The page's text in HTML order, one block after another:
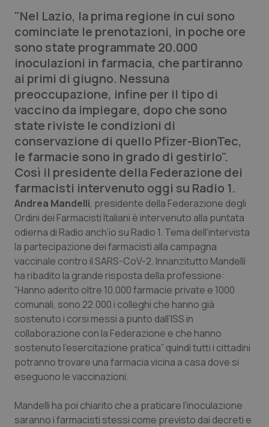
Lettere al direttore
Edizioni Regionali
QS Pro
Professionisti Sanitari.AI
Abruzzo
Basilicata
Calabria
Campania
Emilia-Romagna
Friuli Venezia Giulia
Lazio
Liguria
Lombardia
Marche
QS Pro Gold
Artrite & artrosi
Asma & BPCO
Car-T
Colesterolo & coronaropatie
Dermatite Atopica
Diabete & glucometri
Disturbi dell’umore
Dolore
Donna & Salute
QS Club Newsletter
"Nel Lazio, la prima regione in cui sono
cominciate le prenotazioni, in poche ore
sono state programmate 20.000
inoculazioni in farmacia, che partiranno
ai primi di giugno. Nessuna
preoccupazione, infine per il tipo di
vaccino da impiegare, dopo che sono
state riviste le condizioni di
conservazione di quello Pfizer-BionTec,
le farmacie sono in grado di gestirlo".
Così il presidente della Federazione dei
farmacisti intervenuto oggi su Radio 1.
Andrea Mandelli, presidente della Federazione degli
Ordini dei Farmacisti Italiani è intervenuto alla puntata
odierna di Radio anch’io su Radio 1. Tema dell’intervista
la partecipazione dei farmacisti alla campagna
vaccinale contro il SARS-CoV-2. Innanzitutto Mandelli
ha ribadito la grande risposta della professione:
“Hanno aderito oltre 10.000 farmacie private e 1000
comunali, sono 22.000 i colleghi che hanno già
sostenuto i corsi messi a punto dall’ISS in
collaborazione con la Federazione e che hanno
sostenuto l’esercitazione pratica” quindi tutti i cittadini
potranno trovare una farmacia vicina a casa dove si
eseguono le vaccinazioni.
Mandelli ha poi chiarito che a praticare l’inoculazione
saranno i farmacisti stessi come previsto dai decreti e